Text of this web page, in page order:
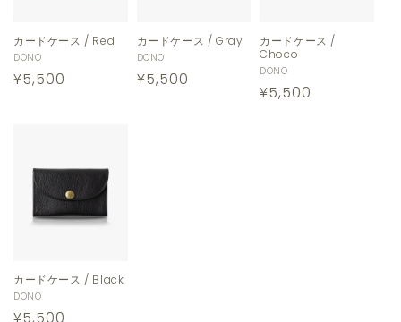
カードケース / Red
販
売
DONO
通
¥5,500
カードケース / Gray
販
売
DONO
通
¥5,500
カードケース /
Choco
販
売
DONO
通
¥5,500
カードケース / Black
販
売
DONO